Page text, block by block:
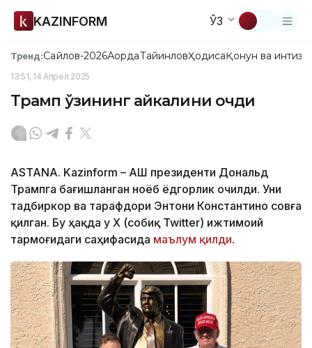
KAZINFORM ЎЗ
Тренд:Сайлов-2026АқордаТайинловҲодисаҚонун ва
13:51, 14 Апрел 2025
Трамп ўзининг ҳайкалини очди
ASTANA. Kazinform – АҚШ президенти Дональд
Трампга бағишланган ноёб ёдгорлик очилди. Уни
тадбиркор ва тарафдори Энтони Константино совға
қилган. Бу ҳақда у Х (собиқ Twitter) ижтимоий
тармоғидаги саҳифасида маълум қилди.